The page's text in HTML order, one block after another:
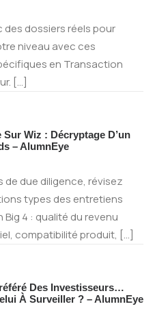
dossiers réels pour
niveau avec ces
en Transaction
[…]
Wiz : Décryptage D’un
– AlumnEye
de due diligence, révisez
types des entretiens
4 : qualité du revenu
compatibilité produit, […]
Des Investisseurs…
À Surveiller ? – AlumnEye